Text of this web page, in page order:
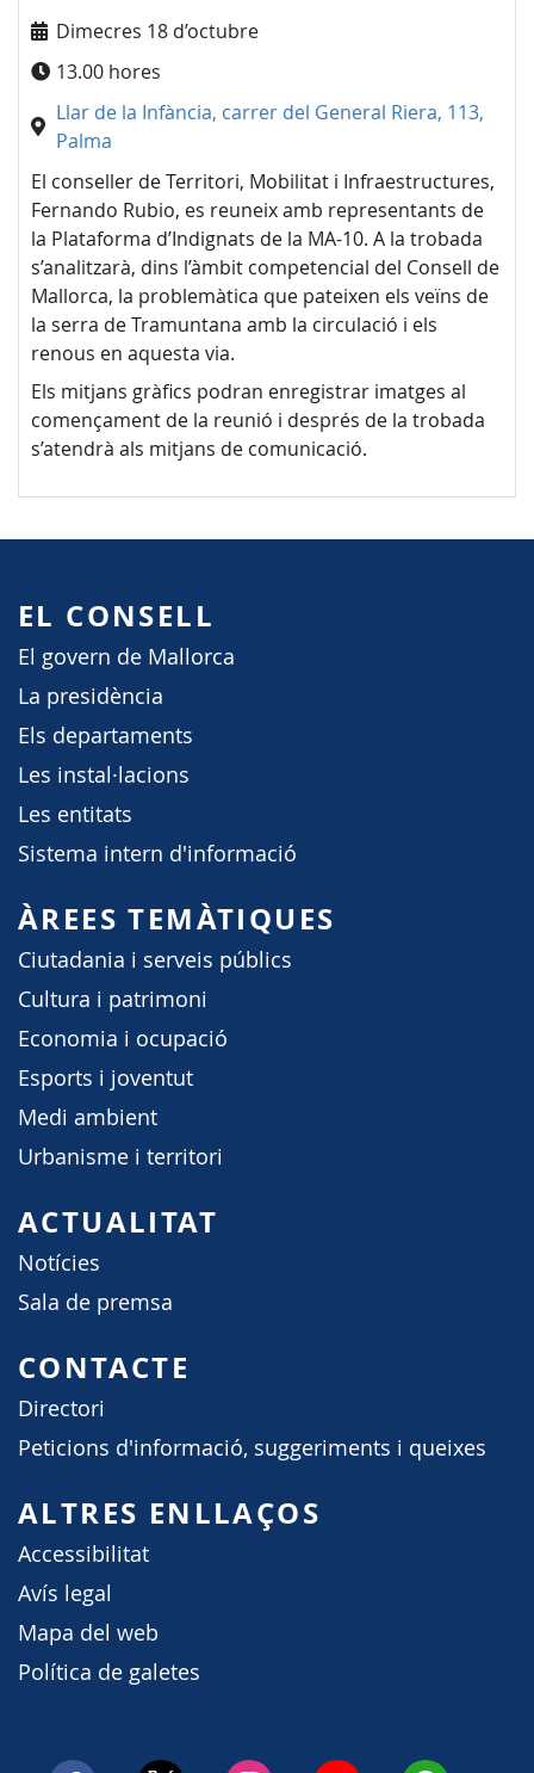
Dimecres 18 d’octubre
13.00 hores
Llar de la Infància, carrer del General Riera, 113,
Palma
El conseller de Territori, Mobilitat i Infraestructures,
Fernando Rubio, es reuneix amb representants de
la Plataforma d’Indignats de la MA-10. A la trobada
s’analitzarà, dins l’àmbit competencial del Consell de
Mallorca, la problemàtica que pateixen els veïns de
la serra de Tramuntana amb la circulació i els
renous en aquesta via.
Els mitjans gràfics podran enregistrar imatges al
començament de la reunió i després de la trobada
s’atendrà als mitjans de comunicació.
EL CONSELL
El govern de Mallorca
La presidència
Els departaments
Les instal·lacions
Les entitats
Sistema intern d'informació
ÀREES TEMÀTIQUES
Ciutadania i serveis públics
Cultura i patrimoni
Economia i ocupació
Esports i joventut
Medi ambient
Urbanisme i territori
ACTUALITAT
Notícies
Sala de premsa
CONTACTE
Directori
Peticions d'informació, suggeriments i queixes
ALTRES ENLLAÇOS
Accessibilitat
Avís legal
Mapa del web
Política de galetes